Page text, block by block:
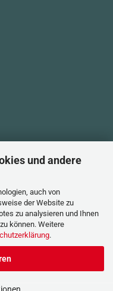
und andere
auch von
der Website zu
zu analysieren und Ihnen
können. Weitere
.